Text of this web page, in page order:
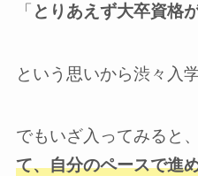
「 とりあえず大卒資格
という思いから渋々入
でもいざ入ってみると、
て、自分のペースで進